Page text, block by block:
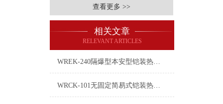
查看更多 >>
相关文章
RELEVANT ARTICLES
WREK-240隔爆型本安型铠装热电偶使用说明
WRCK-101无固定简易式铠装热电偶